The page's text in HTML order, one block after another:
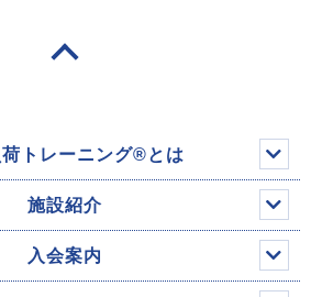
トレーニング®とは
施設紹介
入会案内